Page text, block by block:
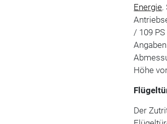
Energie.
/ 109
Höhe
Der